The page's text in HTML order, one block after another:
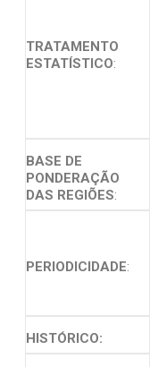
TRATAMENTO
ESTATÍSTICO:
BASE DE
PONDERAÇÃO
DAS REGIÕES:
PERIODICIDADE:
HISTÓRICO: